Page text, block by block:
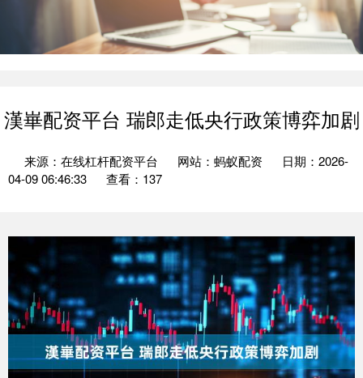
漢崋配资平台 瑞郎走低央行政策博弈加剧
来源：在线杠杆配资平台 网站：蚂蚁配资
日期：2026-
04-09 06:46:33
查看：137